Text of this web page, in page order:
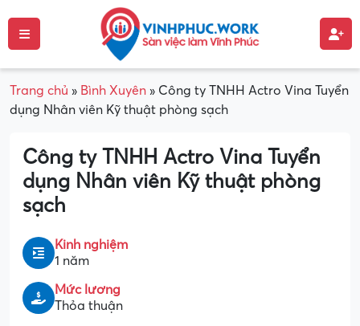
Trang chủ » Bình Xuyên » Công ty TNHH Actro Vina Tuyển
dụng Nhân viên Kỹ thuật phòng sạch
Công ty TNHH Actro Vina Tuyển
dụng Nhân viên Kỹ thuật phòng
sạch
Kinh nghiệm
1 năm
Mức lương
Thỏa thuận